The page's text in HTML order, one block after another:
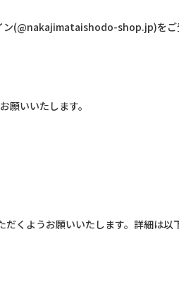
ン(@nakajimataishodo-shop.jp)を
いいたします。
くようお願いいたします。詳細は以